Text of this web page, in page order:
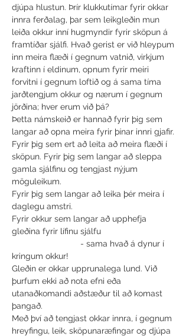
djúpa hlustun. Þrír klukkutímar fyrir okkar
innra ferðalag, þar sem leikgleðin mun
leiða okkur inní hugmyndir fyrir sköpun á
framtíðar sjálfi. Hvað gerist er við hleypum
inn meira flæði í gegnum vatnið, virkjum
kraftinn í eldinum, opnum fyrir meiri
forvitni í gegnum loftið og á sama tíma
jarðtengjum okkur og nærum í gegnum
jörðina; hver erum við þá?
Þetta námskeið er hannað fyrir þig sem
langar að opna meira fyrir þínar innri gjafir.
Fyrir þig sem ert að leita að meira flæði í
sköpun. Fyrir þig sem langar að sleppa
gamla sjálfinu og tengjast nýjum
möguleikum.
Fyrir þig sem langar að leika þér meira í
daglegu amstri.
Fyrir okkur sem langar að upphefja
gleðina fyrir lífinu sjálfu
kringum okkur!
Gleðin er okkar upprunalega lund. Við
þurfum ekki að nota efni eða
utanaðkomandi aðstæður til að komast
þangað.
Með því að tengjast okkar innra, í gegnum
hreyfingu, leik, sköpunaræfingar og djúpa